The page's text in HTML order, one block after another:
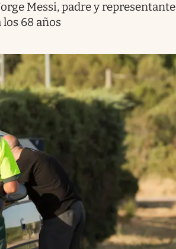
Messi, padre y representante
los 68 años